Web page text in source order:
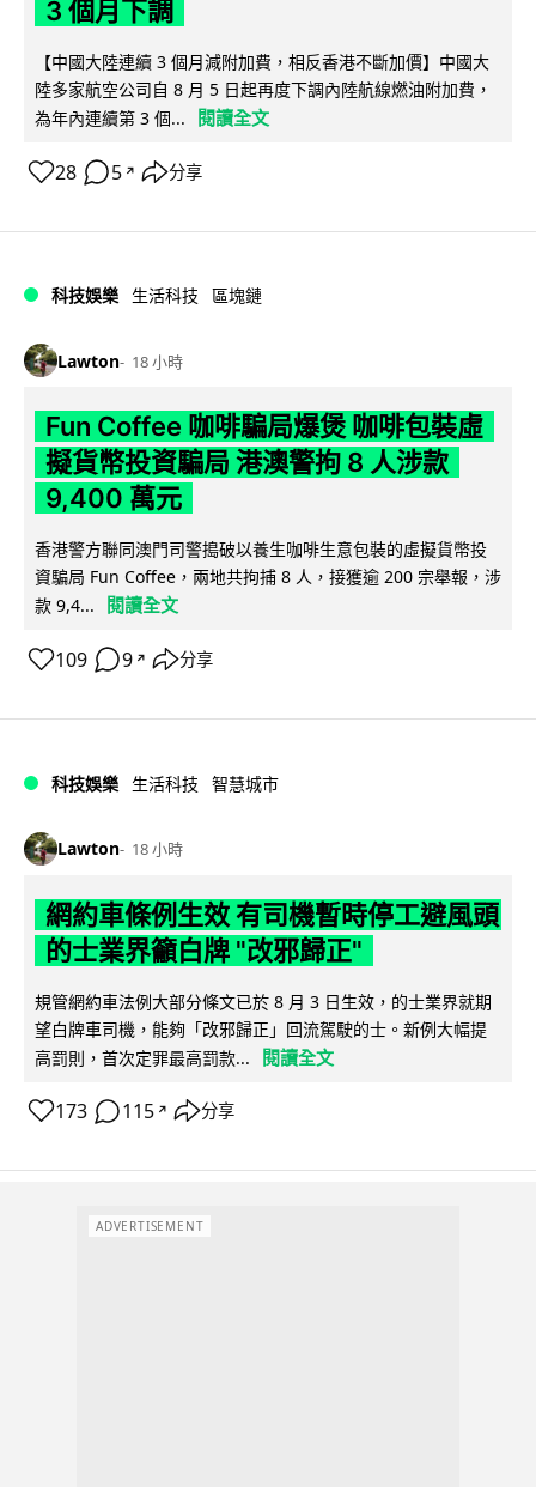
3 個月下調
【中國大陸連續 3 個月減附加費，相反香港不斷加價】中國大
陸多家航空公司自 8 月 5 日起再度下調內陸航線燃油附加費，
為年內連續第 3 個...
閱讀全文
28 5 ↗ 分享
科技娛樂 生活科技 區塊鏈
Lawton 18 小時
Fun Coffee 咖啡騙局爆煲 咖啡包裝虛
擬貨幣投資騙局 港澳警拘 8 人涉款
9,400 萬元
香港警方聯同澳門司警搗破以養生咖啡生意包裝的虛擬貨幣投
資騙局 Fun Coffee，兩地共拘捕 8 人，接獲逾 200 宗舉報，涉
款 9,4...
閱讀全文
109 9 ↗ 分享
科技娛樂 生活科技 智慧城市
Lawton 18 小時
網約車條例生效 有司機暫時停工避風頭
的士業界籲白牌 "改邪歸正"
規管網約車法例大部分條文已於 8 月 3 日生效，的士業界就期
望白牌車司機，能夠「改邪歸正」回流駕駛的士。新例大幅提
高罰則，首次定罪最高罰款...
閱讀全文
173 115 ↗ 分享
ADVERTISEMENT